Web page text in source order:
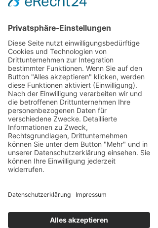
Für ein unverbindliches
Angebot und Fragen,
setzen Sie sich gerne mit uns
in Verbindung.
KONTAKT